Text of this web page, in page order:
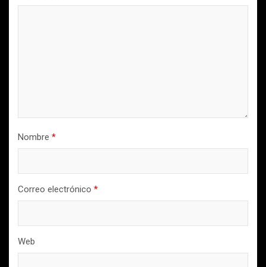
Nombre *
Correo electrónico *
Web